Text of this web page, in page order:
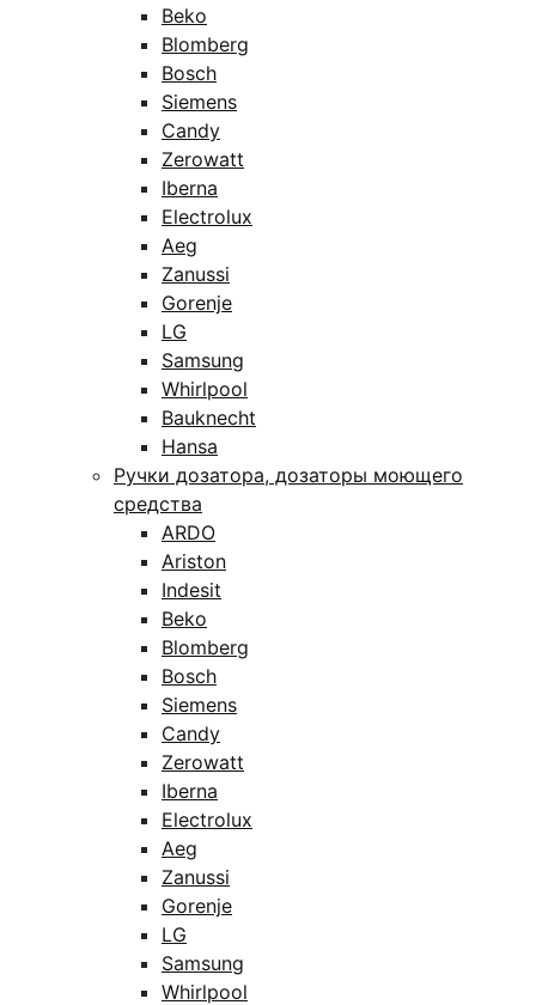
Beko
Blomberg
Bosch
Siemens
Candy
Zerowatt
Iberna
Electrolux
Aeg
Zanussi
Gorenje
LG
Samsung
Whirlpool
Bauknecht
Hansa
Ручки дозатора, дозаторы моющего
средства
ARDO
Ariston
Indesit
Beko
Blomberg
Bosch
Siemens
Candy
Zerowatt
Iberna
Electrolux
Aeg
Zanussi
Gorenje
LG
Samsung
Whirlpool